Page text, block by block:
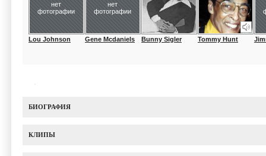
нет
фотографии
Lou Johnson
нет
фотографии
Gene Mcdaniels Bunny Sigler Tommy Hunt
БИОГРАФИЯ
КЛИПЫ